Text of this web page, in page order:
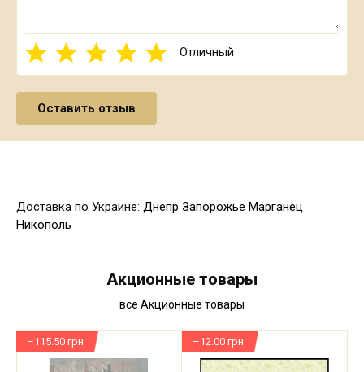
Отличный
Доставка по Украине: Днепр Запорожье Марганец
Никополь
Акционные товары
все Акционные товары
–115.50 грн –12.00 грн